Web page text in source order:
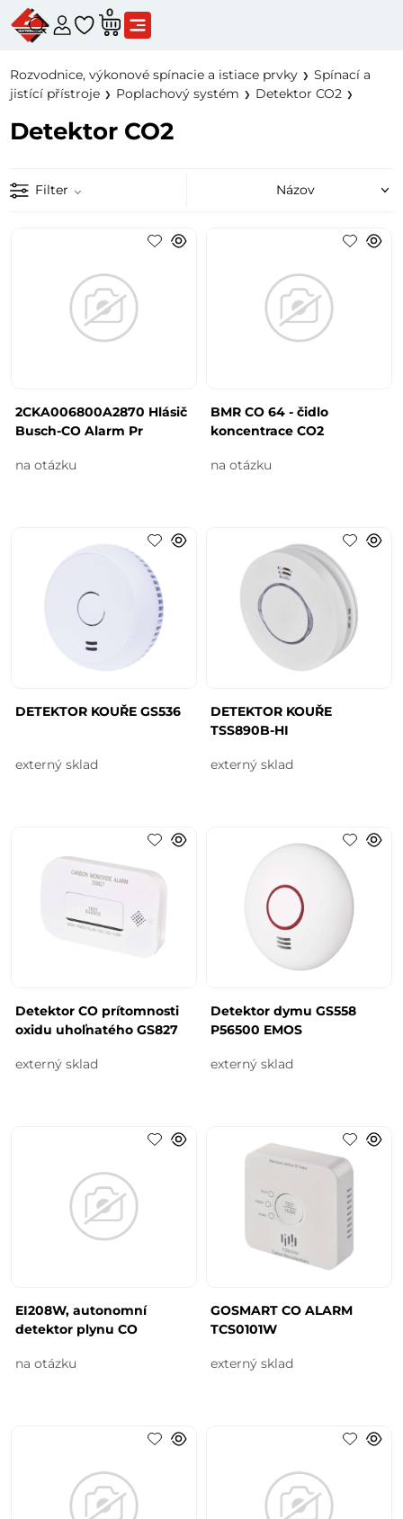
0
Rozvodnice, výkonové spínacie a istiace prvky
Spínací a
jistící přístroje
Poplachový systém Detektor CO2
Detektor CO2
Filter
2CKA006800A2870 Hlásič
Busch-CO Alarm Pr
na otázku
BMR CO 64 - čidlo
koncentrace CO2
na otázku
DETEKTOR KOUŘE GS536
externý sklad
DETEKTOR KOUŘE
TSS890B-HI
externý sklad
Detektor CO prítomnosti
oxidu uhoľnatého GS827
externý sklad
Detektor dymu GS558
P56500 EMOS
externý sklad
EI208W, autonomní
detektor plynu CO
na otázku
GOSMART CO ALARM
TCS0101W
externý sklad